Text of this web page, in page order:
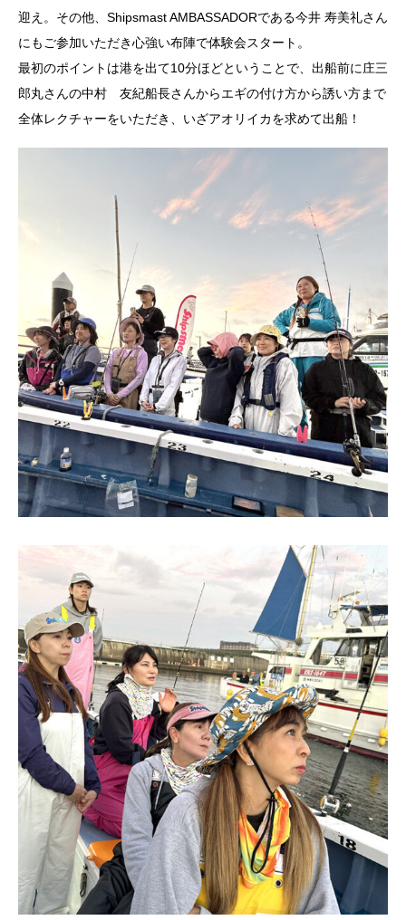
迎え。その他、Shipsmast AMBASSADORである今井 寿美礼さん
にもご参加いただき心強い布陣で体験会スタート。
最初のポイントは港を出て10分ほどということで、出船前に庄三
郎丸さんの中村 友紀船長さんからエギの付け方から誘い方まで
全体レクチャーをいただき、いざアオリイカを求めて出船！